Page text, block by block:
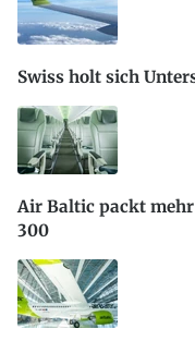
Swiss holt sich
Air Baltic packt
300